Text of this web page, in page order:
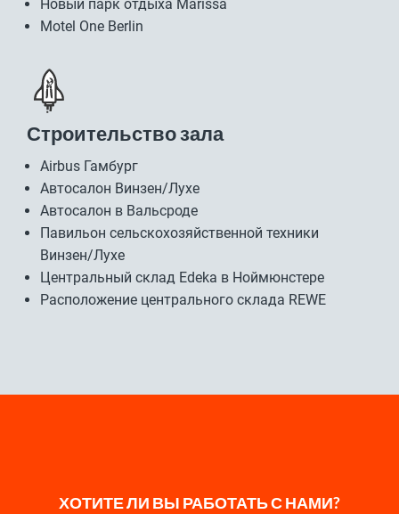
Новый парк отдыха Marissa
Motel One Berlin
Строительство зала
Airbus Гамбург
Автосалон Винзен/Лухе
Автосалон в Вальсроде
Павильон сельскохозяйственной техники
Винзен/Лухе
Центральный склад Edeka в Ноймюнстере
Расположение центрального склада REWE
ХОТИТЕ ЛИ ВЫ РАБОТАТЬ С НАМИ?